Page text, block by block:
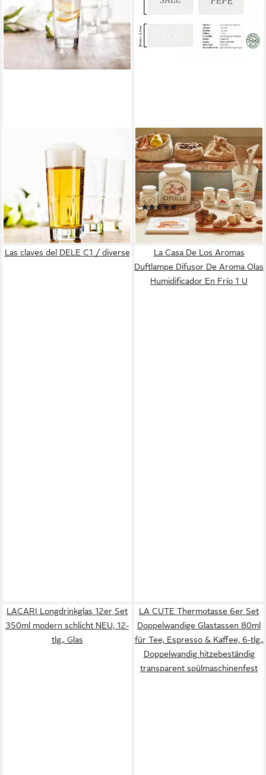
Longdrinkglas Highball Glas
12er Set 350ml modern
schlicht NEU, Glas
32,90 €
(10,97 €/ 1 Stk)
lieferbar - in 2-3 Werktagen bei dir
LA PORCELLANA BIANCA
Salz- / Pfefferstreuer
Dekorativ Salzstreuer
Pfefferstreuer
Gewürzstreuer, (2-tlg), In
Geschenkkarton
(1)
8,90 €
lieferbar - in 3-4 Werktagen bei dir
Las claves del DELE C1 / diverse
La Casa De Los Aromas
Duftlampe Difusor De Aroma Olas
Humidificador En Frío 1 U
LACARI Longdrinkglas 12er Set
350ml modern schlicht NEU, 12-
tlg., Glas
LA CUTE Thermotasse 6er Set
Doppelwandige Glastassen 80ml
für Tee, Espresso & Kaffee, 6-tlg.,
Doppelwandig hitzebeständig
transparent spülmaschinenfest